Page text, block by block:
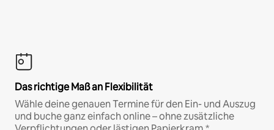
Das richtige Maß an Flexibilität
Wähle deine genauen Termine für den Ein- und Auszug
und buche ganz einfach online – ohne zusätzliche